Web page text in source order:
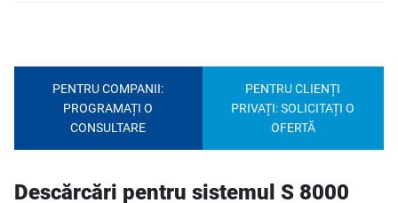
PENTRU COMPANII:
PROGRAMAȚI O
CONSULTARE
PENTRU CLIENȚI
PRIVAȚI: SOLICITAȚI O
OFERTĂ
Descărcări pentru sistemul S 8000